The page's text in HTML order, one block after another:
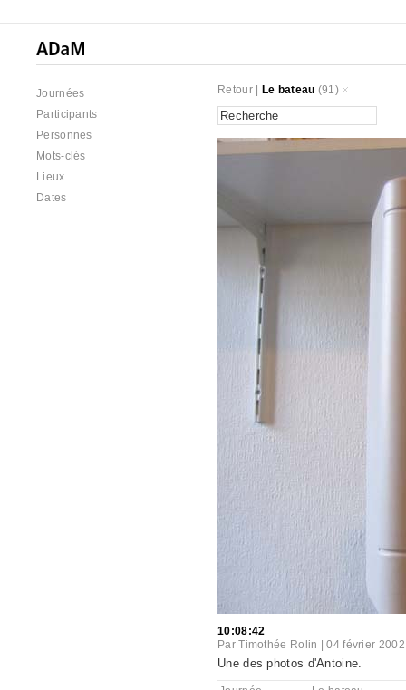
Journées
Participants
Personnes
Mots-clés
Lieux
Dates
Retour| Le bateau (91)
10:08:42
ParTimothée Rolin |04 février 2002
Une des photos d'Antoine.